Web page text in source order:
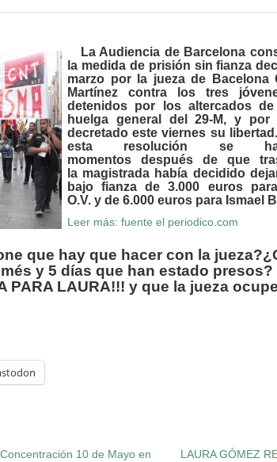
LaAudiencia de Barcelona
la medida de prisión sin fianza
marzo por la jueza de Bacelona
Martínez contra los tres
detenidos por los altercados
huelga general del29-M, y por
decretado este viernes su
esta resolución se
momentos después de que
la magistrada había decidido
bajo fianzade 3.000 euros
O.V. y de 6.000 euros para Ismael
Leer más: fuente el periodico.com
que hay que hacer con la
y 5 días que han estado presos?
PARA LAURA!!! y que la jueza
Concentración 10 de Mayo en
LAURA GÓMEZ